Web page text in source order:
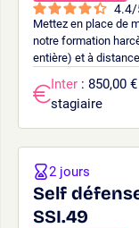
4.4/
Mettez en place de
notre formation
entière) et à
Inter : 850,00
stagiaire
Self
SSI.49
2 jours